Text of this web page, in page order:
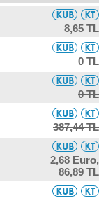
8,65 TL
0 TL
0 TL
387,44 TL
2,68 Euro,
86,89 TL